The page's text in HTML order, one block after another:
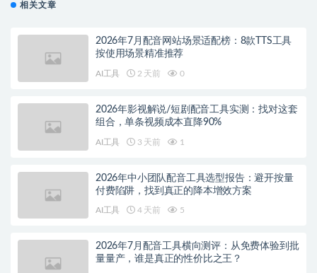
相关文章
2026年7月配音网站场景适配榜：8款TTS工具
按使用场景精准推荐
AI工具 2 天前 0
2026年影视解说/短剧配音工具实测：找对这套
组合，单条视频成本直降90%
AI工具 3 天前 1
2026年中小团队配音工具选型报告：避开按量
付费陷阱，找到真正的降本增效方案
AI工具 4 天前 5
2026年7月配音工具横向测评：从免费体验到批
量量产，谁是真正的性价比之王？